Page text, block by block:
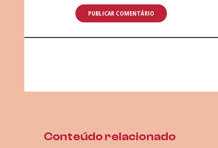
Conteúdo relacionado